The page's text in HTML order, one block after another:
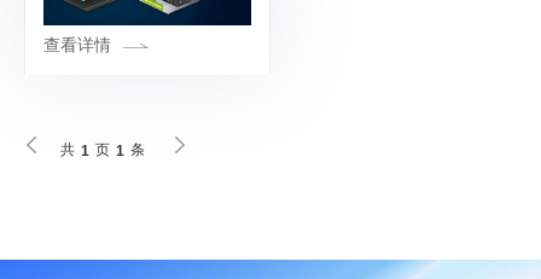
化）选择合适
查看详情
共 1 页 1 条